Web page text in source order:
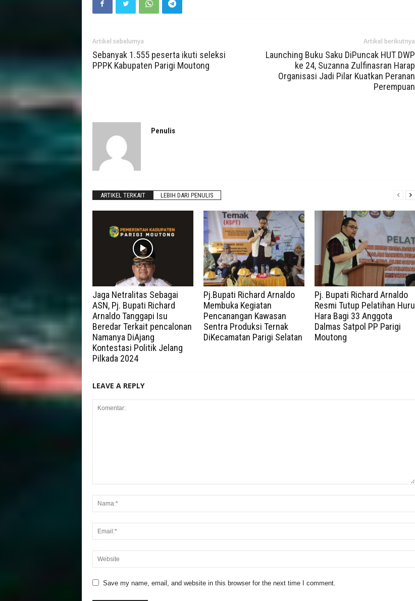
Artikel sebelumya
Sebanyak 1.555 peserta ikuti seleksi
PPPK Kabupaten Parigi Moutong
Artikel berikutnya
Launching Buku Saku DiPuncak HUT DWP
ke 24, Suzanna Zulfinasran Harap
Organisasi Jadi Pilar Kuatkan Peranan
Perempuan
Penulis
ARTIKEL TERKAIT LEBIH DARI PENULIS
Jaga Netralitas Sebagai
ASN, Pj. Bupati Richard
Arnaldo Tanggapi Isu
Beredar Terkait pencalonan
Namanya DiAjang
Kontestasi Politik Jelang
Pilkada 2024
Pj.Bupati Richard Arnaldo
Membuka Kegiatan
Pencanangan Kawasan
Sentra Produksi Ternak
DiKecamatan Parigi Selatan
Pj. Bupati Richard Arnaldo
Resmi Tutup Pelatihan Huru
Hara Bagi 33 Anggota
Dalmas Satpol PP Parigi
Moutong
LEAVE A REPLY
Save my name, email, and website in this browser for the next time I comment.